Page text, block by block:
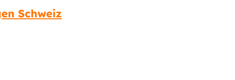
Schweiz